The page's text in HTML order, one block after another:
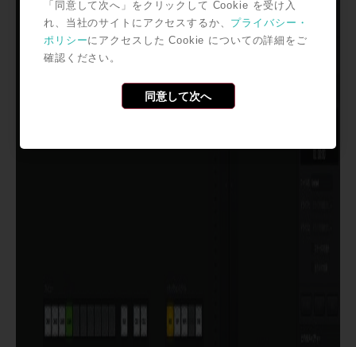
「同意して次へ」をクリックして Cookie を受け入
れ、当社のサイトにアクセスするか、 プライバシー・
ポリシーにアクセスした Cookie についての詳細をご
確認ください。
同意して次へ